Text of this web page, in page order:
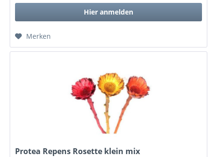
Hier anmelden
Merken
Protea Repens Rosette klein mix